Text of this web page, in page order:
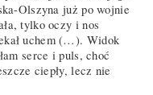
Olszyna już po wojnie
tylko oczy i nos
uchem (…). Widok
serce i puls, choć
ciepły, lecz nie